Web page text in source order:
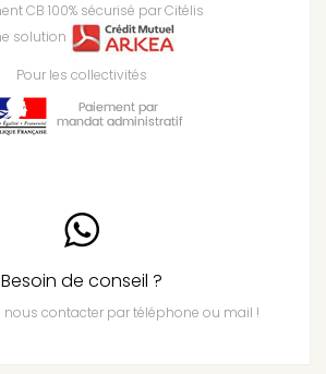
CB 100% sécurisé par Citélis
solution
Pour les collectivités
Besoin de conseil ?
nous contacter par téléphone ou mail !